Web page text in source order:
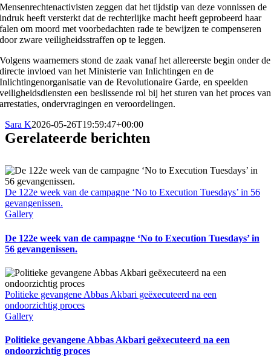
Mensenrechtenactivisten zeggen dat het tijdstip van deze vonnissen de
indruk heeft versterkt dat de rechterlijke macht heeft geprobeerd haar
falen om moord met voorbedachten rade te bewijzen te compenseren
door zware veiligheidsstraffen op te leggen.
Volgens waarnemers stond de zaak vanaf het allereerste begin onder de
directe invloed van het Ministerie van Inlichtingen en de
Inlichtingenorganisatie van de Revolutionaire Garde, en speelden
veiligheidsdiensten een beslissende rol bij het sturen van het proces van
arrestaties, ondervragingen en veroordelingen.
Sara K2026-05-26T19:59:47+00:00
Gerelateerde berichten
De 122e week van de campagne ‘No to Execution Tuesdays’ in 56
gevangenissen.
Gallery
De 122e week van de campagne ‘No to Execution Tuesdays’ in
56 gevangenissen.
Politieke gevangene Abbas Akbari geëxecuteerd na een
ondoorzichtig proces
Gallery
Politieke gevangene Abbas Akbari geëxecuteerd na een
ondoorzichtig proces